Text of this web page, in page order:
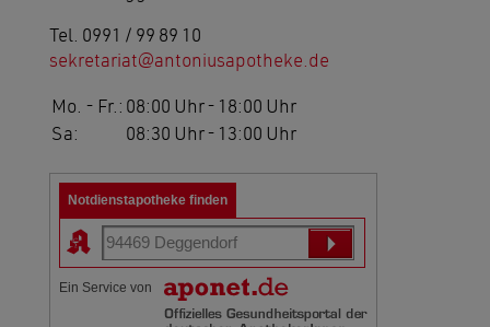
Tel. 0991 / 99 89 10
sekretariat
antoniusapotheke.de
Mo. - Fr.: 08:00 Uhr- 18:00 Uhr
Sa:
08:30 Uhr- 13:00 Uhr
Notdienstapotheke finden
Ein Service von